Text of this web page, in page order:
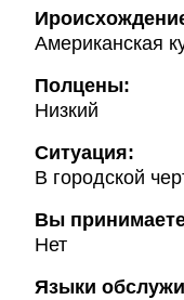
Американская
Полцены:
Низкий
Ситуация:
В городской
Вы
Нет
Языки